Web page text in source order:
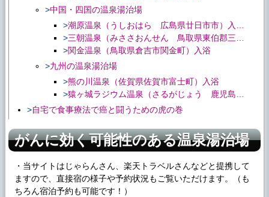
中国・四国の温泉湯治場
潮原温泉（うしおはら 広島県廿日市市）入浴、飲泉
三朝温泉（みささおんせん 鳥取県東伯郡三朝町）入浴
関金温泉（鳥取県倉吉市関金町）入浴
九州の温泉湯治場
熊の川温泉（佐賀県佐賀市富士町）入浴
猿ヶ城ラジウム温泉（さるがじょう 鹿児島県垂水市高城）入浴
自宅で食事療法で癌と闘うための虎の巻
がんに効く可能性のある温泉湯治場
・当サイトはじゃらんさん、楽天トラベルさんなどと提携して
ますので、直接宿の様子や予約状況もご覧いただけます。（も
ちろん宿泊予約も可能です！）